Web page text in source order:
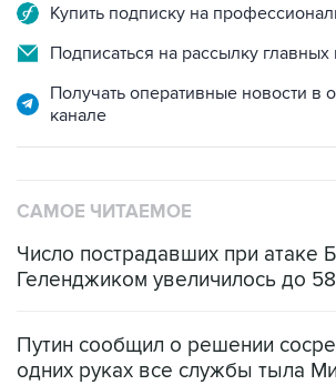
Купить подписку на
Подписаться на рассылку главных
Получать оперативные новости в
канале
САМОЕ ЧИТАЕМОЕ
Число пострадавших при атаке
Геленджиком увеличилось до
Путин сообщил о решении
одних руках все службы тыла